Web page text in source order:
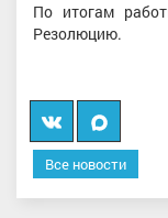
По итогам
Резолюцию.
Вконтакте
Мы
в
MAX
Все новости